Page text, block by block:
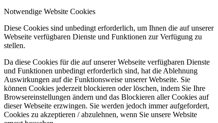
Notwendige Website Cookies
Diese Cookies sind unbedingt erforderlich, um Ihnen die auf unserer
Webseite verfügbaren Dienste und Funktionen zur Verfügung zu
stellen.
Da diese Cookies für die auf unserer Webseite verfügbaren Dienste
und Funktionen unbedingt erforderlich sind, hat die Ablehnung
Auswirkungen auf die Funktionsweise unserer Webseite. Sie
können Cookies jederzeit blockieren oder löschen, indem Sie Ihre
Browsereinstellungen ändern und das Blockieren aller Cookies auf
dieser Webseite erzwingen. Sie werden jedoch immer aufgefordert,
Cookies zu akzeptieren / abzulehnen, wenn Sie unsere Website